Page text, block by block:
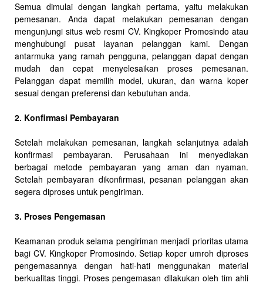
Semua dimulai dengan langkah pertama, yaitu melakukan
pemesanan. Anda dapat melakukan pemesanan dengan
mengunjungi situs web resmi CV. Kingkoper Promosindo atau
menghubungi pusat layanan pelanggan kami. Dengan
antarmuka yang ramah pengguna, pelanggan dapat dengan
mudah dan cepat menyelesaikan proses pemesanan.
Pelanggan dapat memilih model, ukuran, dan warna koper
sesuai dengan preferensi dan kebutuhan anda.
2. Konfirmasi Pembayaran
Setelah melakukan pemesanan, langkah selanjutnya adalah
konfirmasi pembayaran. Perusahaan ini menyediakan
berbagai metode pembayaran yang aman dan nyaman.
Setelah pembayaran dikonfirmasi, pesanan pelanggan akan
segera diproses untuk pengiriman.
3. Proses Pengemasan
Keamanan produk selama pengiriman menjadi prioritas utama
bagi CV. Kingkoper Promosindo. Setiap koper umroh diproses
pengemasannya dengan hati-hati menggunakan material
berkualitas tinggi. Proses pengemasan dilakukan oleh tim ahli